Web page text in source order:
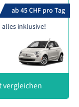
ab 45 CHF pro Tag
alles inklusive!
vergleichen